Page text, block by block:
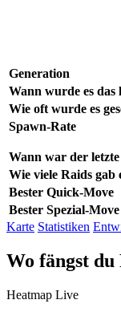
Generation
Wann wurde es das
Wie oft wurde es
Spawn-Rate
Wann war der
Wie viele Raids gab
Bester Quick-Move
Bester Spezial-Move
Karte Statistiken
Wo fängst du
Heatmap Live